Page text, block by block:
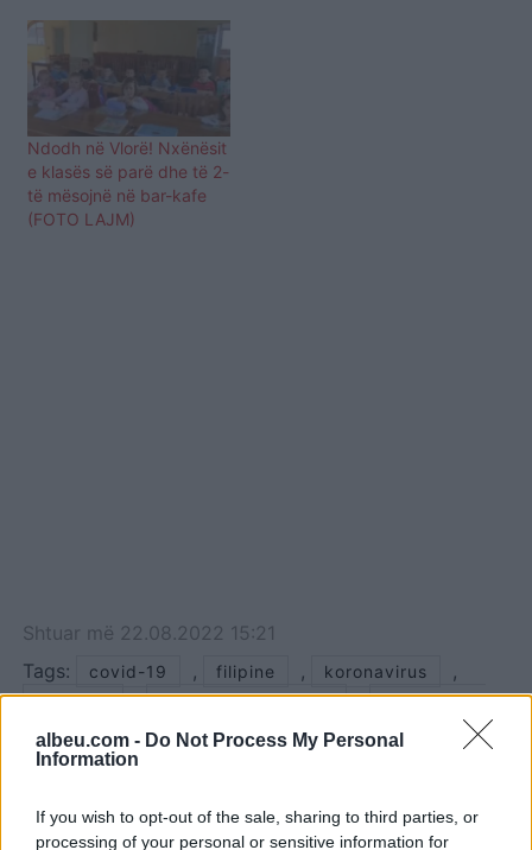
albeu.com - Do Not Process My Personal
Information
If you wish to opt-out of the sale, sharing to third parties, or
processing of your personal or sensitive information for
në këtë shkollë, nga 1
tetori do të kenë
mundësinë të ndjekin
mësimin me prezencë
fizike, ashtu siç edhe e
vendosi Ministria e Arsimit
dhe Qeveria, që
nxënësit…
Ndodh në Vlorë! Nxënësit
e klasës së parë dhe të 2-
të mësojnë në bar-kafe
(FOTO LAJM)
Shtuar më 22.08.2022 15:21
Tags:
covid-19 , filipine , koronavirus ,
nxenesit , Nxënësit në Filipine ,
shperthimi i
covid-19